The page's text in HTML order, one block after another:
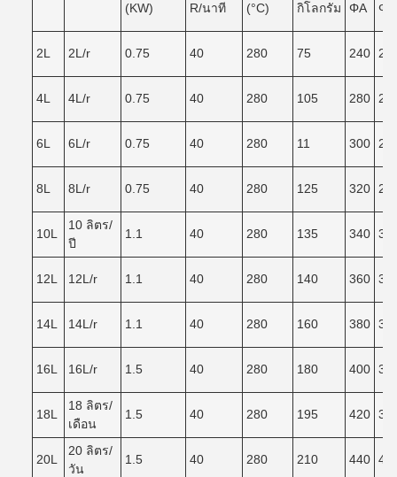
(KW) R/นาที (°C) กิโลกรัม ΦA ΦB
2L 2L/r 0.75 40 280 75 240
4L 4L/r 0.75 40 280 105 280
6L 6L/r 0.75 40 280 11 300
8L 8L/r 0.75 40 280 125 320
10L
10 ลิตร/
ปี
1.1 40 280 135 340
12L 12L/r 1.1 40 280 140 360
14L 14L/r 1.1 40 280 160 380
16L 16L/r 1.5 40 280 180 400
18L
18 ลิตร/
เดือน
1.5 40 280 195 420
20L
20 ลิตร/
วัน
1.5 40 280 210 440